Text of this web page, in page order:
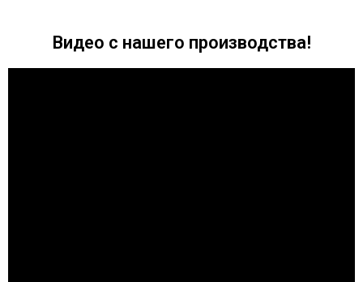
Видео с нашего производства!